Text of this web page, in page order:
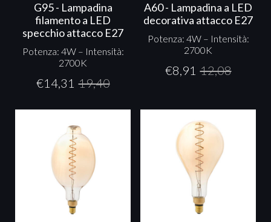
G95 - Lampadina
filamento a LED
specchio attacco E27
Potenza: 4W – Intensità:
2700K
€14,31 19,40
A60 - Lampadina a LED
decorativa attacco E27
Potenza: 4W – Intensità:
2700K
€8,91 12,08